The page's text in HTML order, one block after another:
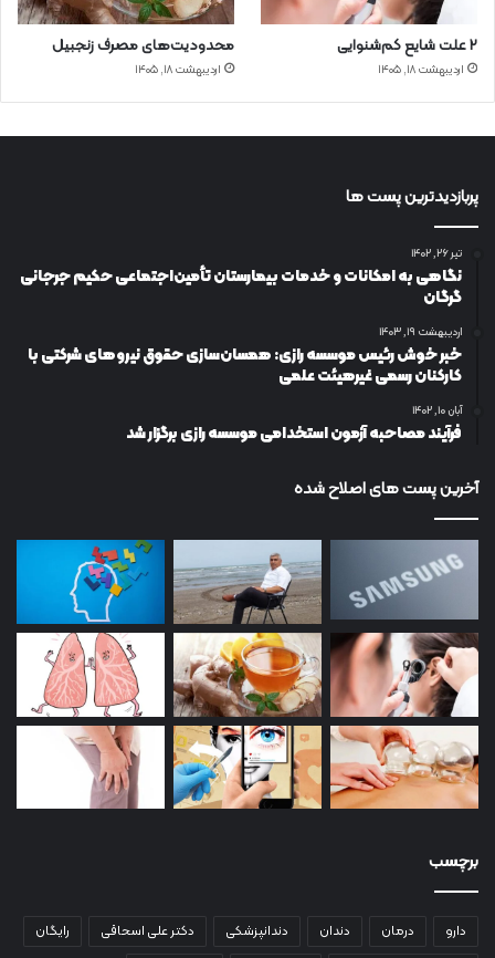
۲ علت شایع‌ کم‌شنوایی
اردیبهشت ۱۸, ۱۴۰۵
محدودیت‌های مصرف زنجبیل
اردیبهشت ۱۸, ۱۴۰۵
پربازدیدترین پست ها
تیر ۲۶, ۱۴۰۲
نگاهی به امکانات و خدمات بیمارستان تأمین‌اجتماعی حکیم جرجانی
گرگان
اردیبهشت ۱۹, ۱۴۰۳
خبر خوش رئیس موسسه رازی: همسان‌سازی حقوق نیروهای شرکتی با
کارکنان رسمی غیرهیئت علمی
آبان ۱۰, ۱۴۰۲
فرآیند مصاحبه آزمون استخدامی موسسه رازی برگزار شد
آخرین پست های اصلاح شده
برچسب
دارو درمان دندان دندانپزشکی دکتر علی اسحاقی
رایگان